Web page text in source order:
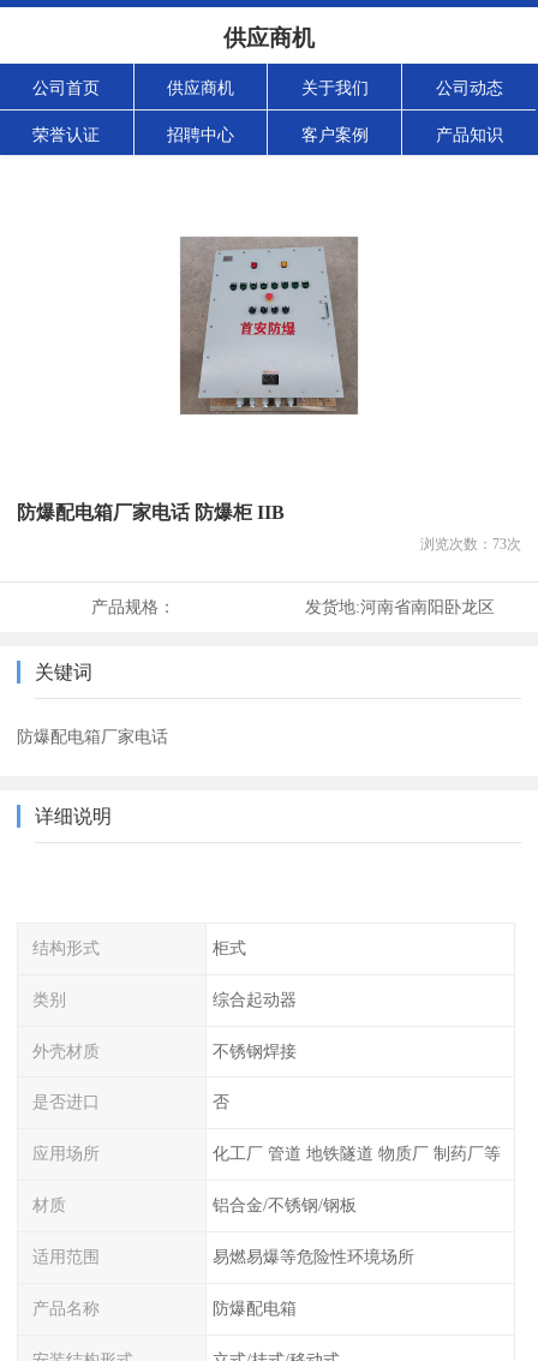
供应商机
公司首页 供应商机 关于我们 公司动态
荣誉认证 招聘中心 客户案例 产品知识
防爆配电箱厂家电话 防爆柜 IIB
浏览次数： 73次
产品规格： 发货地:河南省南阳卧龙区
关键词
防爆配电箱厂家电话
详细说明
结构形式 柜式
类别 综合起动器
外壳材质 不锈钢焊接
是否进口 否
应用场所 化工厂 管道 地铁隧道 物质厂 制药厂等
材质 铝合金/不锈钢/钢板
适用范围 易燃易爆等危险性环境场所
产品名称 防爆配电箱